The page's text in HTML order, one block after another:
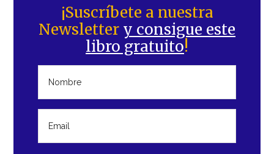
lateral
principal
¡Suscríbete a nuestra
Newsletter y consigue este
libro gratuito!